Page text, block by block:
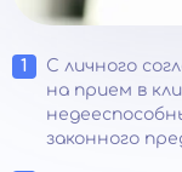
С личного
на прием в
законного